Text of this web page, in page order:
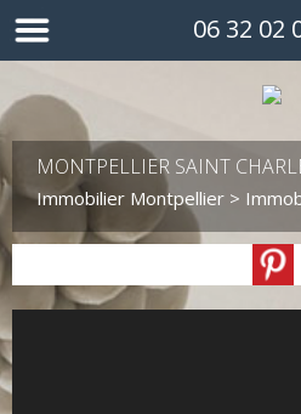
06 32 02
MONTPELLIER SAINT
Immobilier Montpellier >